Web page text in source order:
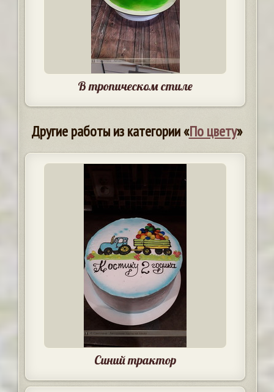
В тропическом стиле
Другие работы из категории «По цвету»
Синий трактор